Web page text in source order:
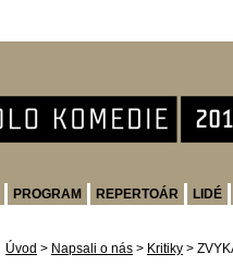
PROGRAM REPERTOÁR
LIDÉ
Úvod > Napsali o nás > Kritiky >